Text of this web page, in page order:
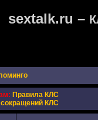
sextalk.ru –
Правила КЛС
КЛС